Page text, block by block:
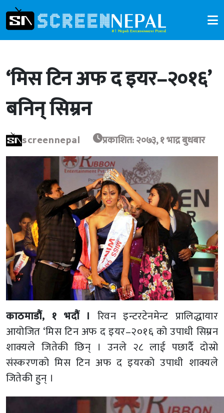
‘मिस टिन अफ द इयर–२०१६’
बनिन् सिम्रन
screennepal प्रकाशित: २०७३, १ भाद्र बुधबार
काठमाडौं, १ भदौं । रिवन इन्टरटेनमेन्ट प्रालिद्धायार
आयोजित ‘मिस टिन अफ द इयर–२०१६ को उपाधी सिम्रन
शाक्यले जितेकी छिन् । उनले २८ लाई पछार्दै दोस्रो
संस्करणको मिस टिन अफ द इयरको उपाधी शाक्यले
जितेकी हुन् ।